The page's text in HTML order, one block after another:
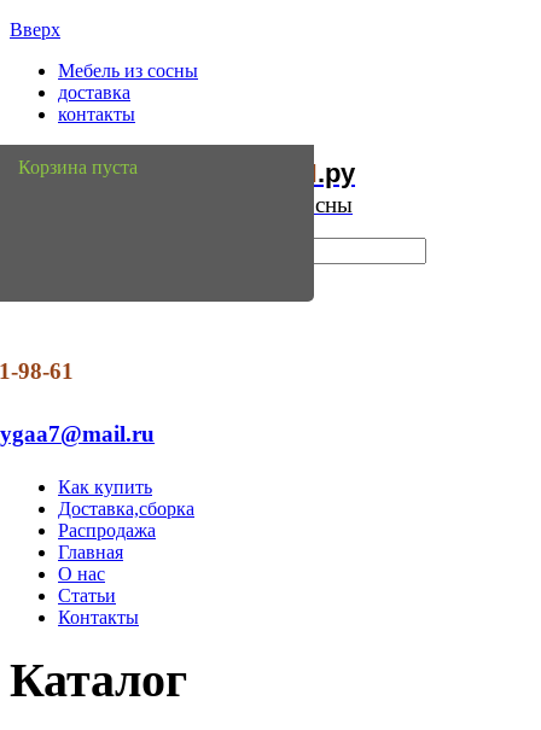
Вверх
Мебель из сосны
доставка
контакты
Мебель Сосны.ру
Интернет магазин мебели из сосны
98-61
Как купить
Доставка,сборка
Распродажа
Главная
О нас
Статьи
Контакты
Корзина пуста
Каталог